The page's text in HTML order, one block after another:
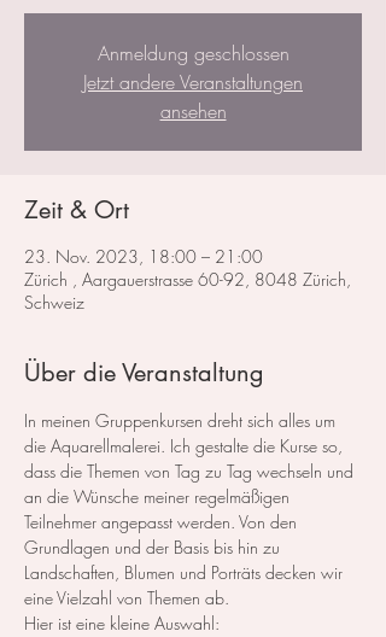
Anmeldung geschlossen
Jetzt andere Veranstaltungen
ansehen
Zeit & Ort
23. Nov. 2023, 18:00 – 21:00
Zürich , Aargauerstrasse 60-92, 8048 Zürich,
Schweiz
Über die Veranstaltung
In meinen Gruppenkursen dreht sich alles um
die Aquarellmalerei. Ich gestalte die Kurse so,
dass die Themen von Tag zu Tag wechseln und
an die Wünsche meiner regelmäßigen
Teilnehmer angepasst werden. Von den
Grundlagen und der Basis bis hin zu
Landschaften, Blumen und Porträts decken wir
eine Vielzahl von Themen ab.
Hier ist eine kleine Auswahl: